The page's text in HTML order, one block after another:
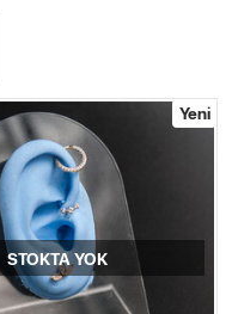
Yeni
STOKTA YOK